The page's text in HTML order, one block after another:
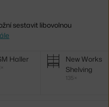
sestavit libovolnou
Haller
New Works
Shelving
135×